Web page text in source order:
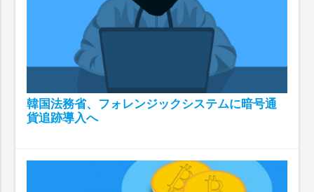
韓国法務省、フォレンジックシステムに暗号通
貨追跡導入へ